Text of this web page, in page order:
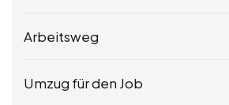
Arbeitsweg
Umzug für den Job